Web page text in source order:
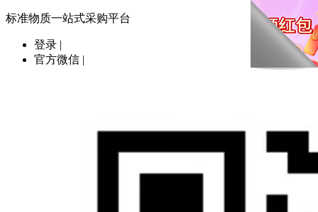
标准物质一站式采购平台
登录 |
官方微信 |